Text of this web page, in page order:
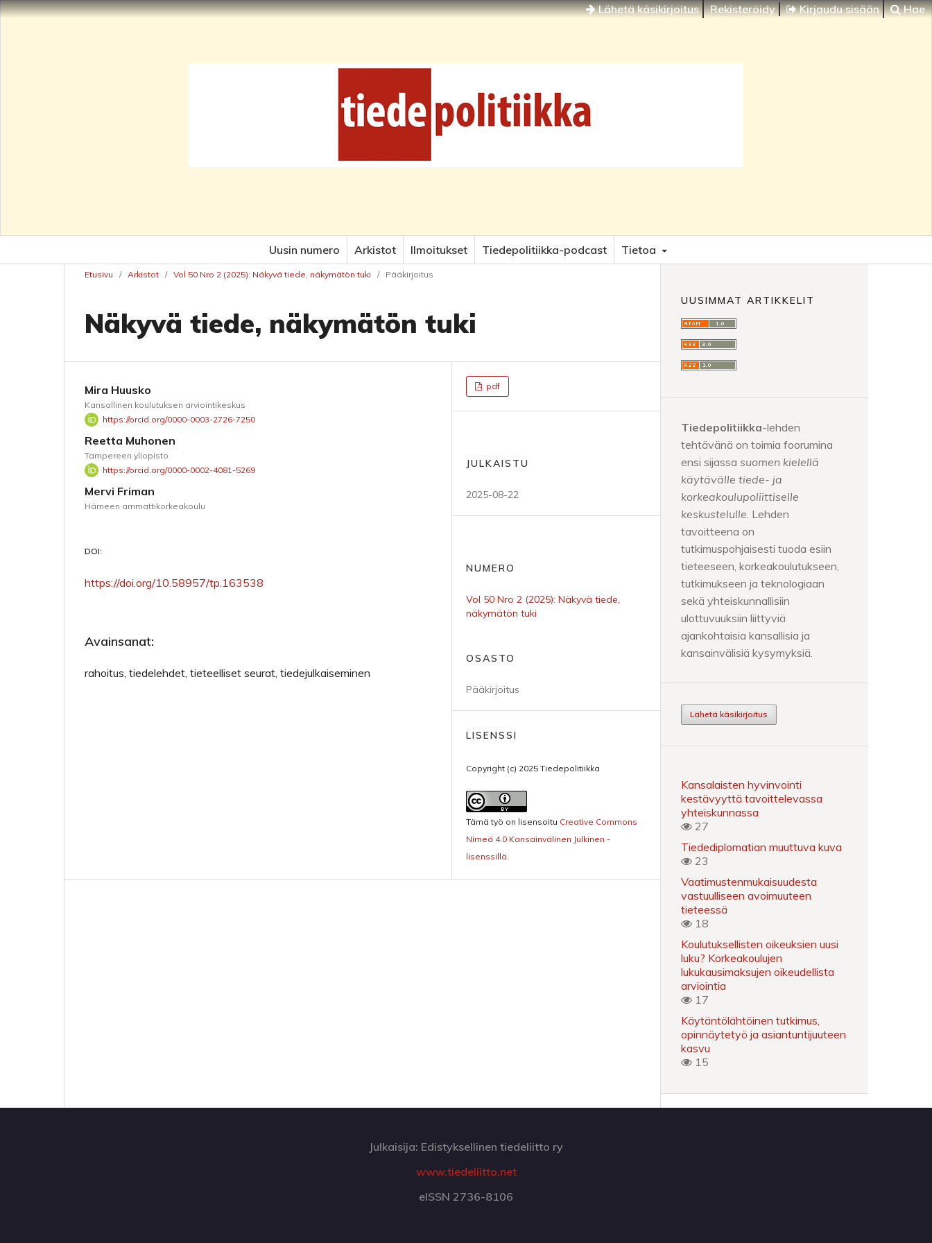
Lähetä käsikirjoitus Rekisteröidy Kirjaudu sisään Hae
Uusin numero Arkistot Ilmoitukset Tiedepolitiikka-podcast Tietoa
Etusivu / Arkistot / Vol 50 Nro 2 (2025): Näkyvä tiede, näkymätön tuki / Pääkirjoitus
Näkyvä tiede, näkymätön tuki
Mira Huusko
Kansallinen koulutuksen arviointikeskus
https://orcid.org/0000-0003-2726-7250
Reetta Muhonen
Tampereen yliopisto
https://orcid.org/0000-0002-4081-5269
Mervi Friman
Hämeen ammattikorkeakoulu
DOI:
https://doi.org/10.58957/tp.163538
Avainsanat:
rahoitus, tiedelehdet, tieteelliset seurat, tiedejulkaiseminen
pdf
JULKAISTU
2025-08-22
NUMERO
Vol 50 Nro 2 (2025): Näkyvä tiede,
näkymätön tuki
OSASTO
Pääkirjoitus
LISENSSI
Copyright (c) 2025 Tiedepolitiikka
Tämä työ on lisensoitu Creative Commons
Nimeä 4.0 Kansainvälinen Julkinen -
lisenssillä.
UUSIMMAT ARTIKKELIT
Tiedepolitiikka-lehden
tehtävänä on toimia foorumina
ensi sijassa suomen kielellä
käytävälle tiede- ja
korkeakoulupoliittiselle
keskustelulle . Lehden
tavoitteena on
tutkimuspohjaisesti tuoda esiin
tieteeseen, korkeakoulutukseen,
tutkimukseen ja teknologiaan
sekä yhteiskunnallisiin
ulottuvuuksiin liittyviä
ajankohtaisia kansallisia ja
kansainvälisiä kysymyksiä.
Lähetä käsikirjoitus
Kansalaisten hyvinvointi
kestävyyttä tavoittelevassa
yhteiskunnassa
27
Tiedediplomatian muuttuva kuva
23
Vaatimustenmukaisuudesta
vastuulliseen avoimuuteen
tieteessä
18
Koulutuksellisten oikeuksien uusi
luku? Korkeakoulujen
lukukausimaksujen oikeudellista
arviointia
17
Käytäntölähtöinen tutkimus,
opinnäytetyö ja asiantuntijuuteen
kasvu
15
Julkaisija: Edistyksellinen tiedeliitto ry
www.tiedeliitto.net
eISSN 2736-8106